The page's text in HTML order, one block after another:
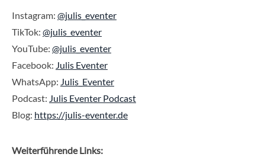
Instagram: @julis_eventer
TikTok: @julis_eventer
YouTube: @julis_eventer
Facebook: Julis Eventer
WhatsApp: Julis_Eventer
Podcast: Julis Eventer Podcast
Blog: https://julis-eventer.de
Weiterführende Links: